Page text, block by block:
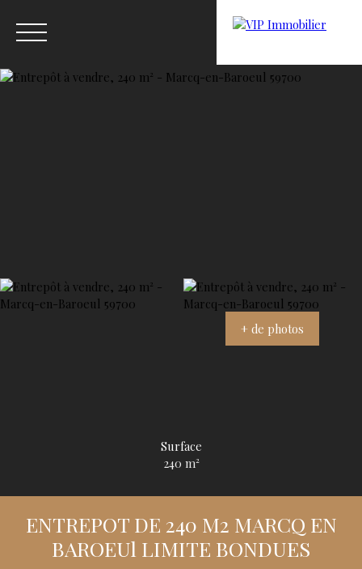
Estimation
+ de photos
Surface
240 m²
ENTREPOT DE 240 M2 MARCQ EN
BAROEUl LIMITE BONDUES